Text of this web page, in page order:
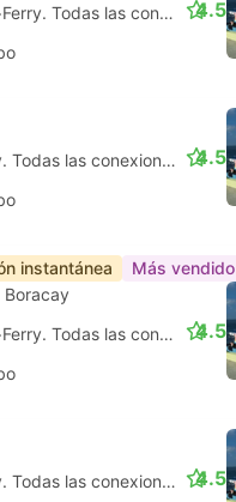
2h 30m Autobús+Ferry. Todas las conexiones garantizadas
4.5
3h Autobús+Ferry. Todas las conexiones garantizadas
4.5
instantánea Más vendido
2h 30m Autobús+Ferry. Todas las conexiones garantizadas
4.5
3h Autobús+Ferry. Todas las conexiones garantizadas
4.5